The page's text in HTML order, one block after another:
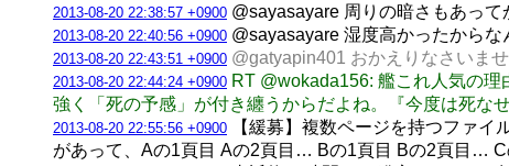
2013-08-20 22:38:57 +0900 @sayasayare 周りの暗さもあって
2013-08-20 22:40:56 +0900 @sayasayare 湿度高かったからな
2013-08-20 22:43:51 +0900 @gatyapin401 おかえりなさいませ
2013-08-20 22:44:24 +0900 RT @wokada156: 艦これ人気の
強く「死の予感」が付き纏うからだよね。『今度は死な
2013-08-20 22:55:56 +0900 【緩募】複数ページを持つファイ
があって、Aの1頁目 Aの2頁目… Bの1頁目 Bの2頁目…